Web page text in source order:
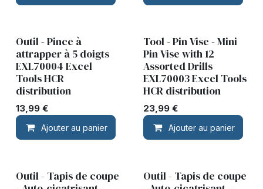
Outil - Pince à
attrapper à 5 doigts
EXL70004 Excel
Tools HCR
distribution
13,99 €
Ajouter au panier
Tool - Pin Vise - Mini
Pin Vise with 12
Assorted Drills
EXL70003 Excel Tools
HCR distribution
23,99€
Ajouter au panier
Outil - Tapis de coupe
Outil - Tapis de coupe